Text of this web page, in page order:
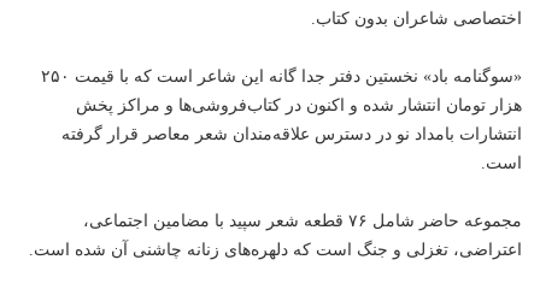
اختصاصی شاعران بدون کتاب.
«سوگنامه باد» نخستین دفتر جدا گانه این شاعر است که با قیمت ۲۵۰
هزار تومان انتشار شده و اکنون در کتاب‌فروشی‌ها و مراکز پخش
انتشارات بامداد نو در دسترس علاقه‌مندان شعر معاصر قرار گرفته
است.
مجموعه حاضر شامل ۷۶ قطعه شعر سپید با مضامین اجتماعی،
اعتراضی، تغزلی و جنگ است که دلهره‌های زنانه چاشنی آن شده است.